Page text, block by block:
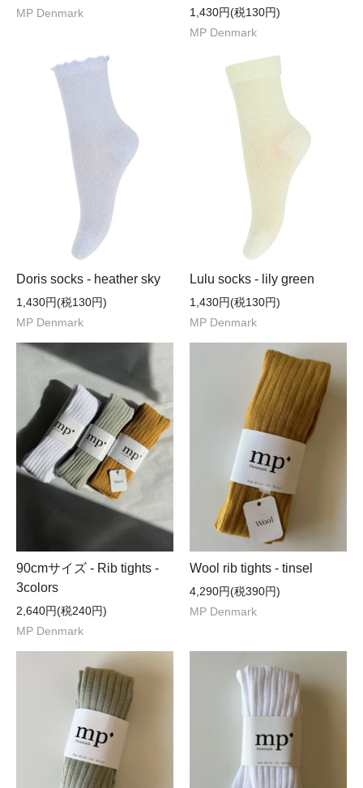
MP Denmark
1,430円(税130円)
MP Denmark
Doris socks - heather sky
1,430円(税130円)
MP Denmark
Lulu socks - lily green
1,430円(税130円)
MP Denmark
90cmサイズ - Rib tights -
3colors
2,640円(税240円)
MP Denmark
Wool rib tights - tinsel
4,290円(税390円)
MP Denmark